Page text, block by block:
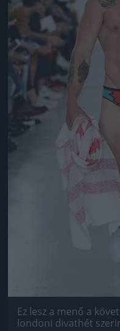
Ez lesz a menő a
londoni divathét